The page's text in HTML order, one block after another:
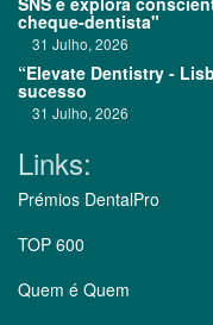
cheque-dentista"
31 Julho, 2026
“Elevate Dentistry -
sucesso
31 Julho, 2026
Links:
Prémios DentalPro
TOP 600
Quem é Quem